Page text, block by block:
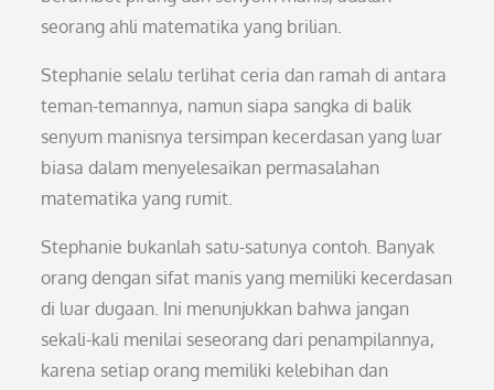
seorang ahli matematika yang brilian.
Stephanie selalu terlihat ceria dan ramah di antara
teman-temannya, namun siapa sangka di balik
senyum manisnya tersimpan kecerdasan yang luar
biasa dalam menyelesaikan permasalahan
matematika yang rumit.
Stephanie bukanlah satu-satunya contoh. Banyak
orang dengan sifat manis yang memiliki kecerdasan
di luar dugaan. Ini menunjukkan bahwa jangan
sekali-kali menilai seseorang dari penampilannya,
karena setiap orang memiliki kelebihan dan